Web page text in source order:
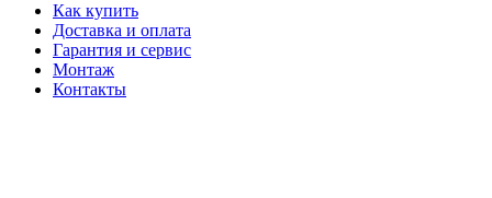
Как купить
Доставка и оплата
Гарантия и сервис
Монтаж
Контакты